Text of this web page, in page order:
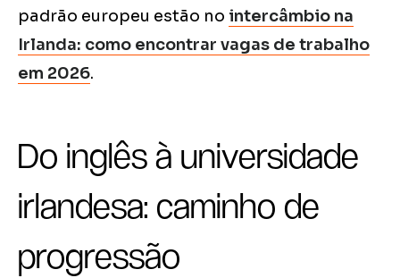
padrão europeu estão no intercâmbio na
Irlanda: como encontrar vagas de trabalho
em 2026.
Do inglês à universidade
irlandesa: caminho de
progressão